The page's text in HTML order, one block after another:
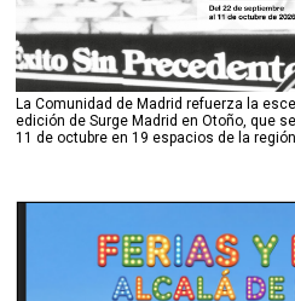
La Comunidad de Madrid refuerza la
edición de Surge Madrid en Otoño, que
11 de octubre en 19 espacios de la región.